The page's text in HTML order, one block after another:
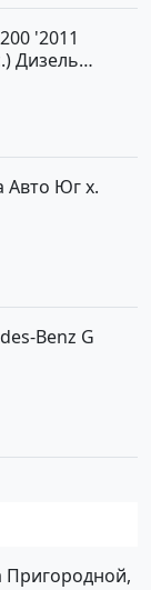
'2011
Дизель
Авто Юг х.
Benz G
Пригородной,